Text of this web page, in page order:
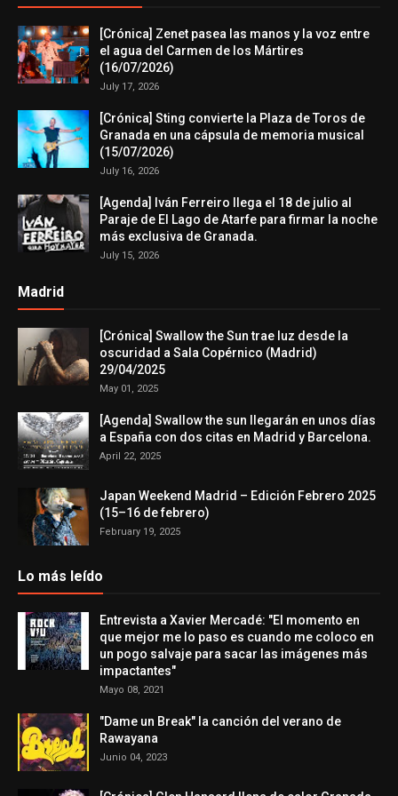
[Crónica] Zenet pasea las manos y la voz entre
el agua del Carmen de los Mártires
(16/07/2026)
July 17, 2026
[Crónica] Sting convierte la Plaza de Toros de
Granada en una cápsula de memoria musical
(15/07/2026)
July 16, 2026
[Agenda] Iván Ferreiro llega el 18 de julio al
Paraje de El Lago de Atarfe para firmar la noche
más exclusiva de Granada.
July 15, 2026
Madrid
[Crónica] Swallow the Sun trae luz desde la
oscuridad a Sala Copérnico (Madrid)
29/04/2025
May 01, 2025
[Agenda] Swallow the sun llegarán en unos días
a España con dos citas en Madrid y Barcelona.
April 22, 2025
Japan Weekend Madrid – Edición Febrero 2025
(15–16 de febrero)
February 19, 2025
Lo más leído
Entrevista a Xavier Mercadé: "El momento en
que mejor me lo paso es cuando me coloco en
un pogo salvaje para sacar las imágenes más
impactantes"
Mayo 08, 2021
"Dame un Break" la canción del verano de
Rawayana
Junio 04, 2023